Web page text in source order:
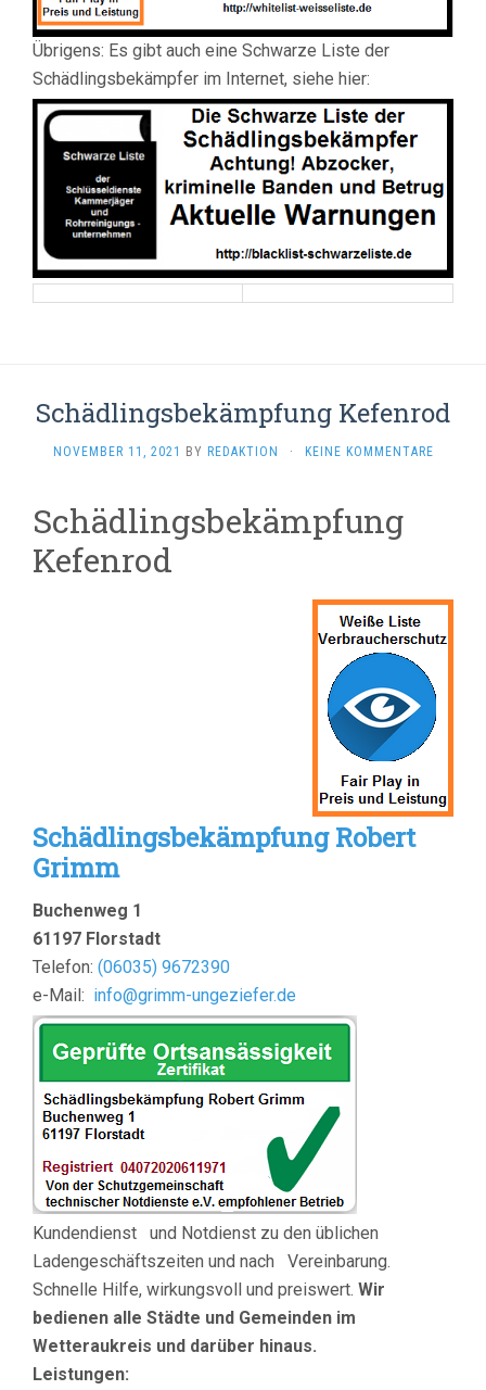
Übrigens: Es gibt auch eine Schwarze Liste der
Schädlingsbekämpfer im Internet, siehe hier:
Schädlingsbekämpfung Kefenrod
NOVEMBER 11, 2021 BY REDAKTION · KEINE KOMMENTARE
Schädlingsbekämpfung
Kefenrod
Schädlingsbekämpfung Robert
Grimm
Buchenweg 1
61197 Florstadt
Telefon: (06035) 9672390
e-Mail: info@grimm-ungeziefer.de
Kundendienst und Notdienst zu den üblichen
Ladengeschäftszeiten und nach Vereinbarung.
Schnelle Hilfe, wirkungsvoll und preiswert. Wir
bedienen alle Städte und Gemeinden im
Wetteraukreis und darüber hinaus.
Leistungen: